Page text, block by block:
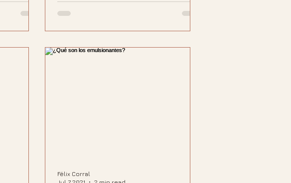
Félix Corral